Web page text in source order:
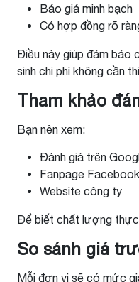
Báo giá minh bạch
Có hợp đồng rõ
Điều này giúp đảm bảo
sinh chi phí không cần
Tham khảo
Bạn nên xem:
Đánh giá trên
Fanpage Facebook
Website công ty
Để biết chất lượng
So sánh giá
Mỗi đơn vị sẽ có mức